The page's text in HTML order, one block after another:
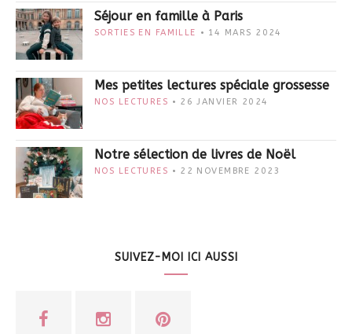
Séjour en famille à Paris
SORTIES EN FAMILLE 14 MARS 2024
Mes petites lectures spéciale grossesse
NOS LECTURES 26 JANVIER 2024
Notre sélection de livres de Noël
NOS LECTURES 22 NOVEMBRE 2023
SUIVEZ-MOI ICI AUSSI